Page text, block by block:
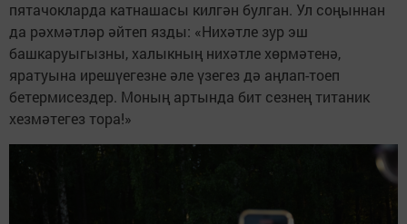
пятачокларда катнашасы килгән булган. Ул соңыннан
да рәхмәтләр әйтеп язды: «Нихәтле зур эш
башкаруыгызны, халыкның нихәтле хөрмәтенә,
яратуына ирешүегезне әле үзегез дә аңлап-тоеп
бетермисездер. Моның артында бит сезнең титаник
хезмәтегез тора!»